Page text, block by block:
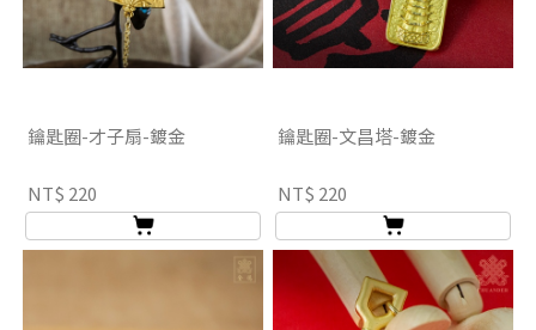
鑰匙圈-才子扇-鍍金
NT$ 220
鑰匙圈-文昌塔-鍍金
NT$ 220